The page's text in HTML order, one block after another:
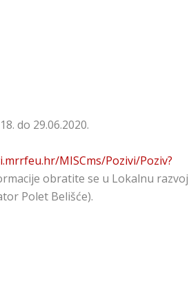
do 29.06.2020.
MISCms/Pozivi/Poziv?
obratite se u Lokalnu
Polet Belišće).